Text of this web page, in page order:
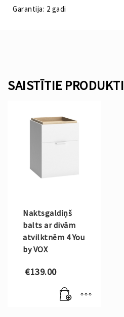
Garantija: 2 gadi
SAISTĪTIE PRODUKTI
Naktsgaldiņš
balts ar divām
atvilktnēm 4 You
by VOX
€139.00